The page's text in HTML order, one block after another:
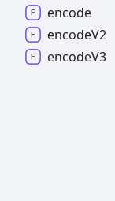
encode
encodeV2
encodeV3